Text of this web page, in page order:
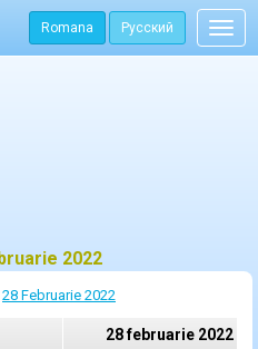
Romana Русский
2022
28 Februarie 2022
28 februarie 2022